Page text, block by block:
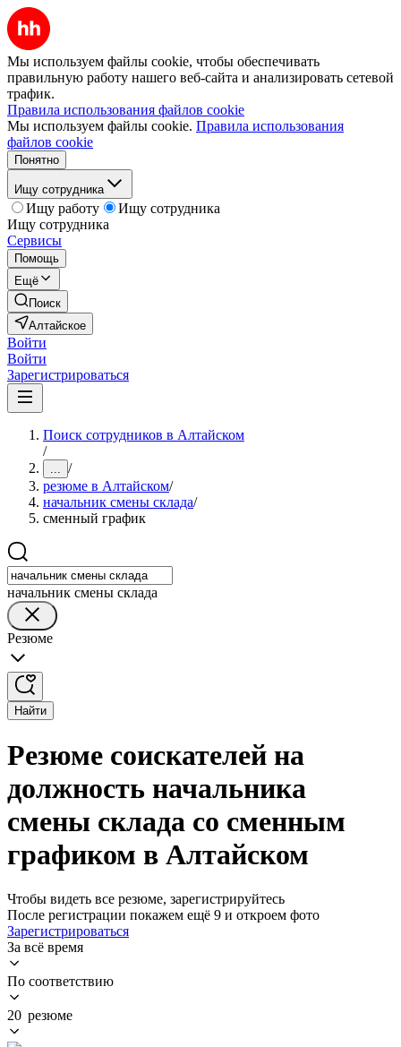
Мы используем файлы cookie, чтобы обеспечивать
правильную работу нашего веб-сайта и анализировать сетевой
трафик.
Правила использования файлов cookie
Мы используем файлы cookie. Правила использования
файлов cookie
Понятно
Ищу сотрудника
Ищу работу
Ищу сотрудника
Ищу сотрудника
Сервисы
Помощь
Ещё
Поиск
Алтайское
Войти
Войти
Зарегистрироваться
Поиск сотрудников в Алтайском
/
... /
резюме в Алтайском/
начальник смены склада/
сменный график
начальник смены склада
Резюме
Найти
Резюме соискателей на
должность начальника
смены склада со сменным
графиком в Алтайском
Чтобы видеть все резюме, зарегистрируйтесь
После регистрации покажем ещё 9 и откроем фото
Зарегистрироваться
За всё время
По соответствию
20 резюме